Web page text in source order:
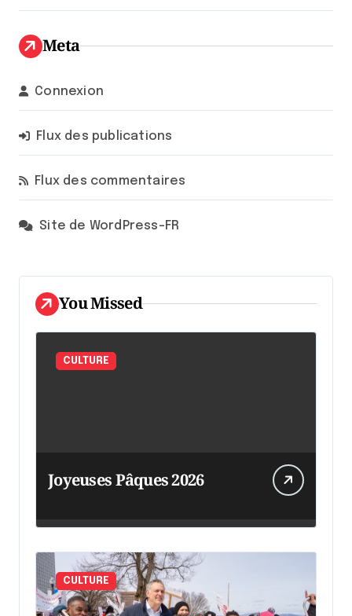
Meta
Connexion
Flux des publications
Flux des commentaires
Site de WordPress-FR
You Missed
CULTURE
Joyeuses Pâques 2026
CULTURE